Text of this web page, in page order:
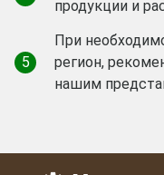
продукции и
5
При
регион,
нашим